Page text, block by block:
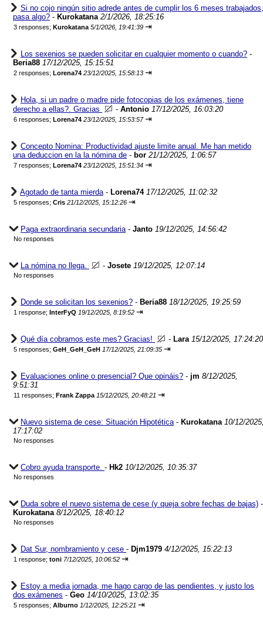
Si no cojo ningún sitio adrede antes de cumplir los 6 meses trabajados,
pasa algo? - Kurokatana 2/1/2026, 18:25:16
3 responses; Kurokatana 5/1/2026, 19:41:39 ⇥
Los sexenios se pueden solicitar en cualquier momento o cuando? -
Beria88 17/12/2025, 15:15:51
2 responses; Lorena74 23/12/2025, 15:58:13 ⇥
Hola, si un padre o madre pide fotocopias de los exámenes, tiene
derecho a ellas?. Gracias
- Antonio 17/12/2025, 16:03:20
6 responses; Lorena74 23/12/2025, 15:53:57 ⇥
Concepto Nomina: Productividad ajuste limite anual. Me han metido
una deduccion en la la nómina de - bor 21/12/2025, 1:06:57
7 responses; Lorena74 23/12/2025, 15:51:34 ⇥
Agotado de tanta mierda- Lorena74 17/12/2025, 11:02:32
5 responses; Cris 21/12/2025, 15:12:26 ⇥
Paga extraordinaria secundaria- Janto 19/12/2025, 14:56:42
No responses
La nómina no llega. - Josete 19/12/2025, 12:07:14
No responses
Donde se solicitan los sexenios? - Beria88 18/12/2025, 19:25:59
1 response; InterFyQ 19/12/2025, 8:19:52 ⇥
Qué día cobramos este mes? Gracias! - Lara 15/12/2025, 17:24:20
5 responses; GeH_GeH_GeH 17/12/2025, 21:09:35 ⇥
Evaluaciones online o presencial? Que opináis? - jm 8/12/2025,
9:51:31
11 responses; Frank Zappa 15/12/2025, 20:48:21 ⇥
Nuevo sistema de cese: Situación Hipotética- Kurokatana 10/12/
17:17:02
No responses
Cobro ayuda transporte. - Hk2 10/12/2025, 10:35:37
No responses
Duda sobre el nuevo sistema de cese (y queja sobre fechas de bajas) -
Kurokatana 8/12/2025, 18:40:12
No responses
Dat Sur, nombramiento y cese - Djm1979 4/12/2025, 15:22:13
1 response; toni 7/12/2025, 10:06:52 ⇥
Estoy a media jornada, me hago cargo de las pendientes, y justo los
dos exámenes - Geo 14/10/2025, 13:02:35
5 responses; Alburno 1/12/2025, 12:25:21 ⇥